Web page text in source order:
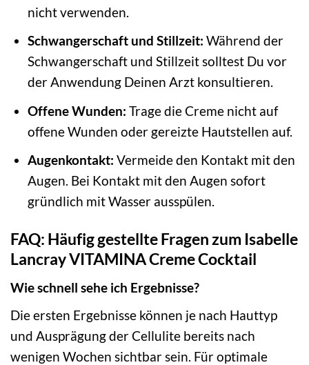
nicht verwenden.
Schwangerschaft und Stillzeit: Während der
Schwangerschaft und Stillzeit solltest Du vor
der Anwendung Deinen Arzt konsultieren.
Offene Wunden: Trage die Creme nicht auf
offene Wunden oder gereizte Hautstellen auf.
Augenkontakt: Vermeide den Kontakt mit den
Augen. Bei Kontakt mit den Augen sofort
gründlich mit Wasser ausspülen.
FAQ: Häufig gestellte Fragen zum Isabelle
Lancray VITAMINA Creme Cocktail
Wie schnell sehe ich Ergebnisse?
Die ersten Ergebnisse können je nach Hauttyp
und Ausprägung der Cellulite bereits nach
wenigen Wochen sichtbar sein. Für optimale